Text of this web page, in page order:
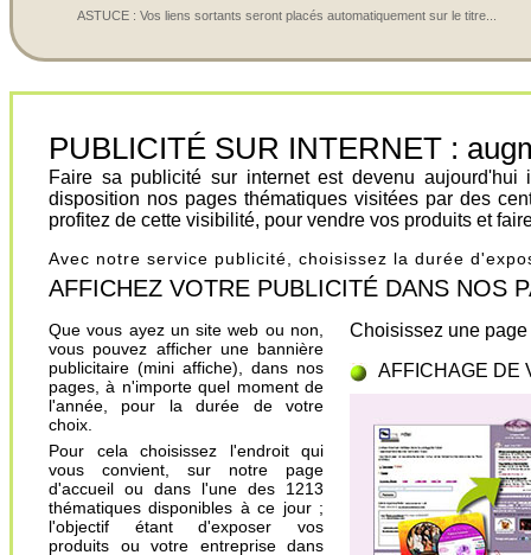
ASTUCE : Vos liens sortants seront placés automatiquement sur le titre...
PUBLICITÉ SUR INTERNET :
Faire sa publicité sur internet est devenu
disposition nos pages thématiques visitées par des
profitez de cette visibilité, pour vendre vos produits et
Avec notre service publicité, choisissez la durée
AFFICHEZ VOTRE PUBLICITÉ DANS NOS
Que vous ayez un site web ou non,
vous pouvez afficher une bannière
publicitaire (mini affiche), dans nos
pages, à n'importe quel moment de
l'année, pour la durée de votre
choix.
Pour cela choisissez l'endroit qui
vous convient, sur notre page
d'accueil ou dans l'une des 1213
thématiques disponibles à ce jour ;
l'objectif étant d'exposer vos
produits ou votre entreprise dans
Choisissez une
AFFICHAGE DE